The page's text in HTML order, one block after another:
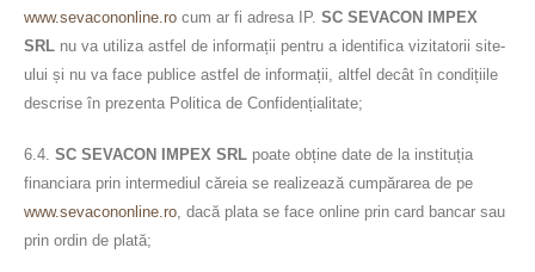
www.sevacononline.ro cum ar fi adresa IP. SC SEVACON IMPEX
SRL nu va utiliza astfel de informații pentru a identifica vizitatorii site-
ului și nu va face publice astfel de informații, altfel decât în condițiile
descrise în prezenta Politica de Confidențialitate;
6.4. SC SEVACON IMPEX SRL poate obține date de la instituția
financiara prin intermediul căreia se realizează cumpărarea de pe
www.sevacononline.ro , dacă plata se face online prin card bancar sau
prin ordin de plată;